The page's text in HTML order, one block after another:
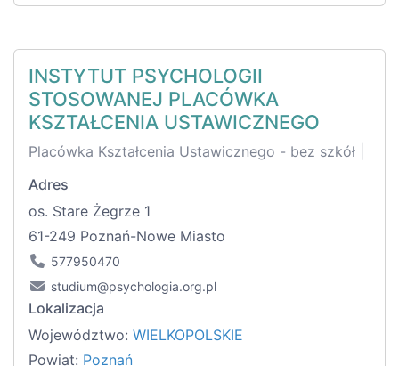
INSTYTUT PSYCHOLOGII
STOSOWANEJ PLACÓWKA
KSZTAŁCENIA USTAWICZNEGO
Placówka Kształcenia Ustawicznego - bez szkół |
Adres
os. Stare Żegrze 1
61-249 Poznań-Nowe Miasto
577950470
studium@psychologia.org.pl
Lokalizacja
Województwo: WIELKOPOLSKIE
Powiat: Poznań